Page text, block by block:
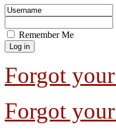
Remember Me
Forgot
Forgot